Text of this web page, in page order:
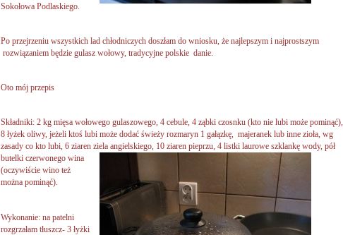
Sokołowa Podlaskiego.
Po przejrzeniu wszystkich lad chłodniczych doszłam do wniosku, że najlepszym i najprostszym
rozwiązaniem będzie gulasz wołowy, tradycyjne polskie danie.
Oto mój przepis
Składniki: 2 kg mięsa wołowego gulaszowego, 4 cebule, 4 ząbki czosnku (kto nie lubi może pominąć),
8 łyżek oliwy, jeżeli ktoś lubi może dodać świeży rozmaryn 1 gałązkę, majeranek lub inne zioła, wg
zasady co kto lubi, 6 ziaren ziela angielskiego, 10 ziaren pieprzu, 4 listki laurowe szklankę wody, pół
butelki czerwonego wina
(oczywiście wino też
można pominąć).
Wykonanie: na patelni
rozgrzałam tłuszcz- 3 łyżki